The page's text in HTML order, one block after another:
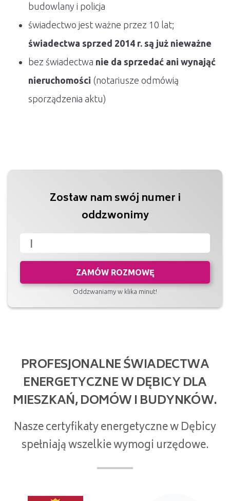
budowlany i policja
świadectwo jest ważne przez 10 lat;
świadectwa sprzed 2014 r. są już nieważne
bez świadectwa nie da sprzedać ani wynająć
nieruchomości (notariusze odmówią
sporządzenia aktu)
Zostaw nam swój numer i
oddzwonimy
ZAMÓW ROZMOWĘ
Oddzwaniamy w klika minut!
PROFESJONALNE ŚWIADECTWA
ENERGETYCZNE W DĘBICY DLA
MIESZKAŃ, DOMÓW I BUDYNKÓW.
Nasze certyfikaty energetyczne w Dębicy
spełniają wszelkie wymogi urzędowe.